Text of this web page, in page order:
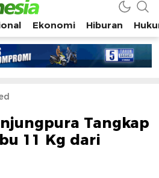
Secara Utuh
Ekonomi Hiburan
Tangkap
11 Kg dari